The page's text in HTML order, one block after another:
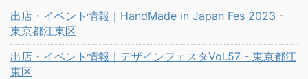
出店・イベント情報｜HandMade in Japan Fes 2023 -
東京都江東区
出店・イベント情報｜デザインフェスタVol.57 - 東京都江
東区